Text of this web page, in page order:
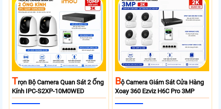
TRọn Bộ Camera Quan Sát 2 Ống
Kính IPC-S2XP-10M0WED
BỘ Camera Giám Sát Cửa Hàng
Xoay 360 Ezviz H6C Pro 3MP